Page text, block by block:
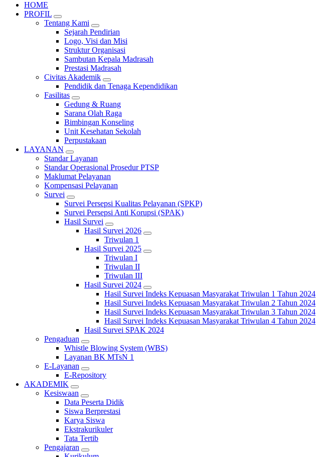
HOME
PROFIL
Tentang Kami
Sejarah Pendirian
Logo, Visi dan Misi
Struktur Organisasi
Sambutan Kepala Madrasah
Prestasi Madrasah
Civitas Akademik
Pendidik dan Tenaga Kependidikan
Fasilitas
Gedung & Ruang
Sarana Olah Raga
Bimbingan Konseling
Unit Kesehatan Sekolah
Perpustakaan
LAYANAN
Standar Layanan
Standar Operasional Prosedur PTSP
Maklumat Pelayanan
Kompensasi Pelayanan
Survei
Survei Persepsi Kualitas Pelayanan (SPKP)
Survei Persepsi Anti Korupsi (SPAK)
Hasil Survei
Hasil Survei 2026
Triwulan 1
Hasil Survei 2025
Triwulan I
Triwulan II
Triwulan III
Hasil Survei 2024
Hasil Survei Indeks Kepuasan Masyarakat Triwulan 1 Tahun 2024
Hasil Survei Indeks Kepuasan Masyarakat Triwulan 2 Tahun 2024
Hasil Survei Indeks Kepuasan Masyarakat Triwulan 3 Tahun 2024
Hasil Survei Indeks Kepuasan Masyarakat Triwulan 4 Tahun 2024
Hasil Survei SPAK 2024
Pengaduan
Whistle Blowing System (WBS)
Layanan BK MTsN 1
E-Layanan
E-Repository
AKADEMIK
Kesiswaan
Data Peserta Didik
Siswa Berprestasi
Karya Siswa
Ekstrakurikuler
Tata Tertib
Pengajaran